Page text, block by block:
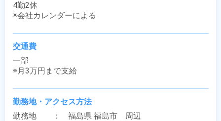
4勤2休
※会社カレンダーによる
交通費
一部
※月3万円まで支給
勤務地・アクセス方法
勤務地　　：　福島県 福島市　周辺